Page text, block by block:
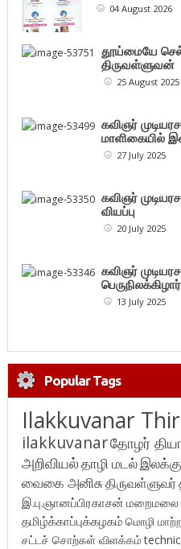
04 August 2026
தூய்மையே
திருவள்ளுவன்
25 August 2025
கவிஞர்
மாளிகையில்
27 July 2025
கவிஞர்
வியப்பு
20 July 2025
கவிஞர்
13 July 2025
Popular Tags
Ilakkuvanar
ilakkuvanarதோழர்
அறிவியல்தாழி மடல்
வைகை அனிசுதிருவள்ளுவர்
இ.பு.ஞானப்பிரகாசன் மறைமலை
தமிழ்க்காப்புக்கழகம் மொழி
சட்டச் சொற்கள் விளக்கம்